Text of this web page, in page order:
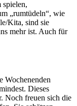
spielen,
„rumtüdeln“, wie
Kita, sind sie
mehr ist. Auch für
Wochenenden
Dieses
Noch freuen sich die